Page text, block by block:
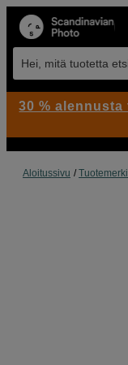
Hei, mitä tuotetta
Aloitussivu
30 %